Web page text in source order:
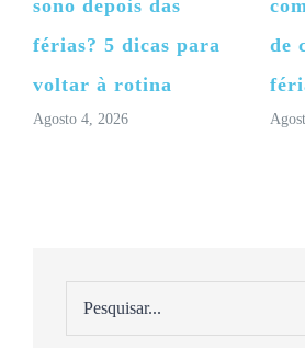
sono depois das
férias? 5 dicas para
voltar à rotina
Agosto 4, 2026
de